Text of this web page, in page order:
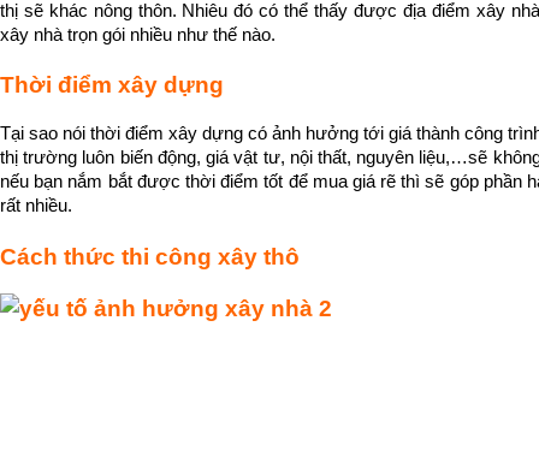
thị sẽ khác nông thôn. Nhiêu đó có thể thấy được địa điểm xây
xây nhà trọn gói nhiều như thế nào.
Thời điểm xây dựng
Tại sao nói thời điểm xây dựng có ảnh hưởng tới giá thành công
thị trường luôn biến động, giá vật tư, nội thất, nguyên liệu,…sẽ
nếu bạn nắm bắt được thời điểm tốt để mua giá rẽ thì sẽ góp phần
rất nhiều.
Cách thức thi công xây thô